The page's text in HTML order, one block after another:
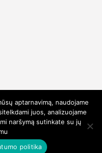
aptarnavimą, naudojame
juos, analizuojame
naršymą sutinkate su jų
politika